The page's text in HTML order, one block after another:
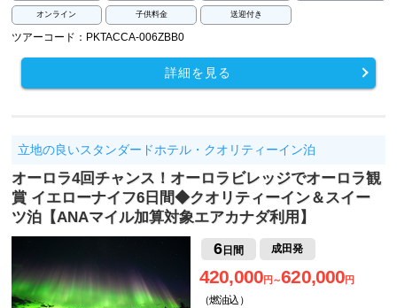
オンライン 子供料金 送迎付き
ツアーコード：PKTACCA-006ZBB0
詳細を見る
立地の良いスタンダードホテル・クオリティーイン泊
オーロラ4回チャンス！オーロラビレッジでオーロラ観
賞 イエローナイフ6日間◆クオリティーイン＆スイー
ツ泊【ANAマイル加算対象エアカナダ利用】
6日間 成田発
420,000円～620,000円
（燃油込）